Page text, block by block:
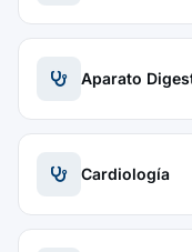
Aparato
Cardiología